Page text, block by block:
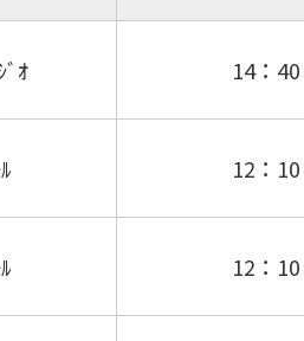
ﾞｵ 14：40
12：10
12：10